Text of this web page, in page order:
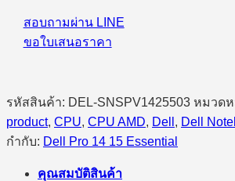
5
220/8GB/512GB
SSD/14.0″/Ubuntu
ชิ้น
สอบถามผ่าน LINE
ขอใบเสนอราคา
รหัสสินค้า: DEL-SNSPV1425503 หมวด
product, CPU, CPU AMD, Dell , Dell
กำกับ: Dell Pro 14 15 Essential
คุณสมบัติสินค้า